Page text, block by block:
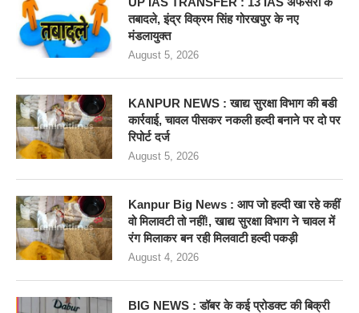
तबादले, इंद्र विक्रम सिंह गोरखपुर के नए
मंडलायुक्त
August 5, 2026
KANPUR NEWS : खाद्य सुरक्षा विभाग की बडी
कार्रवाई, चावल पीसकर नकली हल्दी बनाने पर दो पर
रिपोर्ट दर्ज
August 5, 2026
Kanpur Big News : आप जो हल्दी खा रहे कहीं
वो मिलावटी तो नहीं!, खाद्य सुरक्षा विभाग ने चावल में
रंग मिलाकर बन रही मिलवाटी हल्दी पकड़ी
August 4, 2026
BIG NEWS : डॉबर के कई प्रोडक्ट की बिक्री